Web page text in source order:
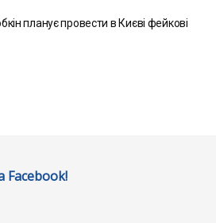
планує провести в Києві фейкові
Facebook!